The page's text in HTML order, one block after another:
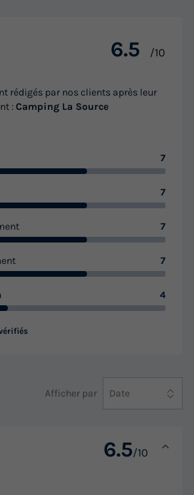
CLUB 5
2026
454,30 €
les logements
6.5 /10
rédigés par nos clients après leur
:Camping La Source
7
7
7
7
4
Afficher par Date
6.5/10